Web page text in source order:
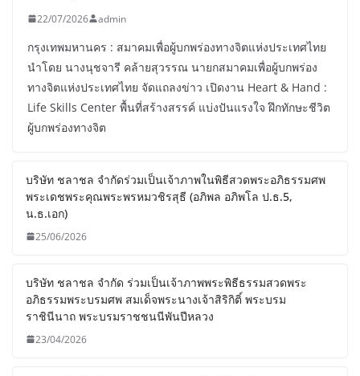
22/07/2026 admin
กรุงเทพมหานคร : สมาคมเพื่อผู้บกพร่องทางจิตแห่งประเทศไทย
นำโดย นางนุชจารี คล้ายสุวรรณ นายกสมาคมเพื่อผู้บกพร่อง
ทางจิตแห่งประเทศไทย จัดแถลงข่าว เปิดงาน Heart & Hand :
Life Skills Center พื้นที่สร้างสรรค์ แบ่งปันแรงใจ ฝึกทักษะชีวิต
ผู้บกพร่องทางจิต
บริษัท ชลาชล จำกัดร่วมเป็นเจ้าภาพในพิธีสวดพระอภิธรรมศพ
พระเดชพระคุณพระพรหมวชิรสุธี (อภิพล อภิพโล ป.ธ.5,
น.ธ.เอก)
25/06/2026
บริษัท ชลาชล จำกัด ร่วมเป็นเจ้าภาพพระพิธีธรรมสวดพระ
อภิธรรมพระบรมศพ สมเด็จพระนางเจ้าสิริกิติ์ พระบรม
ราชินีนาถ พระบรมราชชนนีพันปีหลวง
23/04/2026